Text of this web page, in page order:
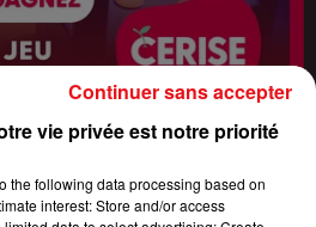
VOTRE SESSION DE JEU QUIZ
vie privée est notre priorité
the following data processing based on
interest: Store and/or access
Continuer sans accepter